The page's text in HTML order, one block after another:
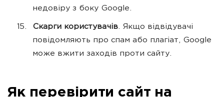
недовіру з боку Google.
Скарги користувачів. Якщо відвідувачі
повідомляють про спам або плагіат, Google
може вжити заходів проти сайту.
Як перевірити сайт на